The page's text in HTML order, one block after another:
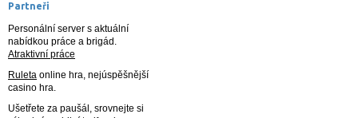
Partneři
Personální server s aktuální
nabídkou práce a brigád.
Atraktivní práce
Ruleta online hra, nejúspěšnější
casino hra.
Ušetřete za paušál, srovnejte si